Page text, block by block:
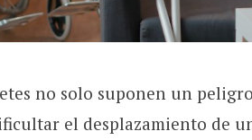
no solo suponen un
el desplazamiento de